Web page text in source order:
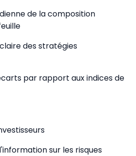
de la composition
des stratégies
par rapport aux indices de
sur les risques